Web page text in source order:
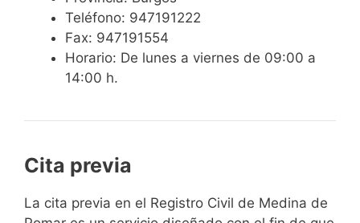
Teléfono: 947191222
Fax: 947191554
Horario: De lunes a viernes de 09:00 a
14:00 h.
Cita previa
​​​​​​​​​​​​​​​​​​​​​​​​​​​​La cita previa en el Registro Civil de Medina de